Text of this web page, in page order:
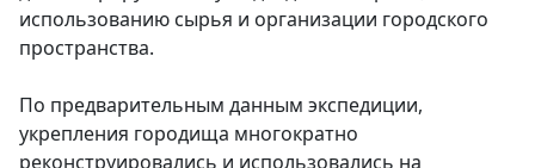
использованию сырья и организации городского
пространства.
По предварительным данным экспедиции,
укрепления городища многократно
реконструировались и использовались на